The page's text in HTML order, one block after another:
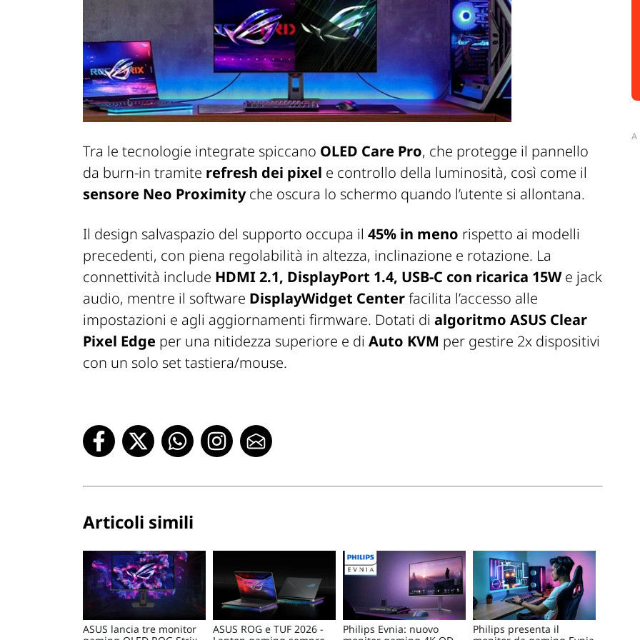
Tra le tecnologie integrate spiccano OLED Care Pro, che protegge il pannello
da burn-in tramite refresh dei pixel e controllo della luminosità, così come il
sensore Neo Proximityche oscura lo schermo quando l’utente si allontana.
Il design salvaspazio del supporto occupa il 45% in meno rispetto ai modelli
precedenti, con piena regolabilità in altezza, inclinazione e rotazione. La
connettività include HDMI 2.1, DisplayPort 1.4, USB-C con ricarica 15We jack
audio, mentre il software DisplayWidget Centerfacilita l’accesso alle
impostazioni e agli aggiornamenti firmware. Dotati di algoritmo ASUS Clear
Pixel Edge per una nitidezza superiore e di Auto KVM per gestire 2x dispositivi
con un solo set tastiera/mouse.
Articoli simili
ASUS lancia tre monitor
ASUS ROG e TUF 2026 -
Philips Evnia: nuovo
Philips presenta il